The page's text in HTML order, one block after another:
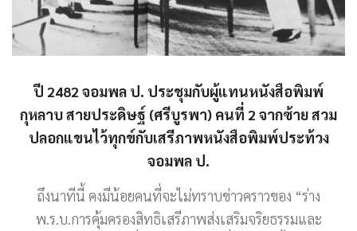
ปี 2482 จอมพล ป. ประชุมกับผู้แทนหนังสือพิมพ์
กุหลาบ สายประดิษฐ์ (ศรีบูรพา) คนที่ 2 จากซ้าย สวม
ปลอกแขนไว้ทุกข์กับเสรีภาพหนังสือพิมพ์ประท้วง
จอมพล ป.
ถึงนาทีนี้ คงมีน้อยคนที่จะไม่ทราบข่าวคราวของ “ร่าง
พ.ร.บ.การคุ้มครองสิทธิเสรีภาพส่งเสริมจริยธรรมและ